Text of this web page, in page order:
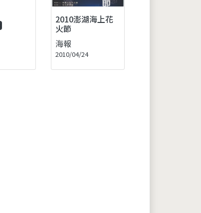
2010澎湖海上花
火節
海報
2010/04/24